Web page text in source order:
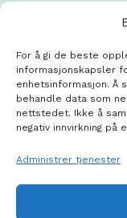
For å gi de beste
informasjonskapsler
enhetsinformasjon. Å
behandle data som
nettstedet. Ikke å
negativ innvirkning på
Administrer tjenester